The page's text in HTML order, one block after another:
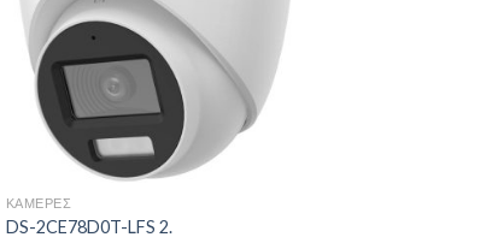
ΚΆΜΕΡΕΣ
DS-2CE78D0T-LFS 2.